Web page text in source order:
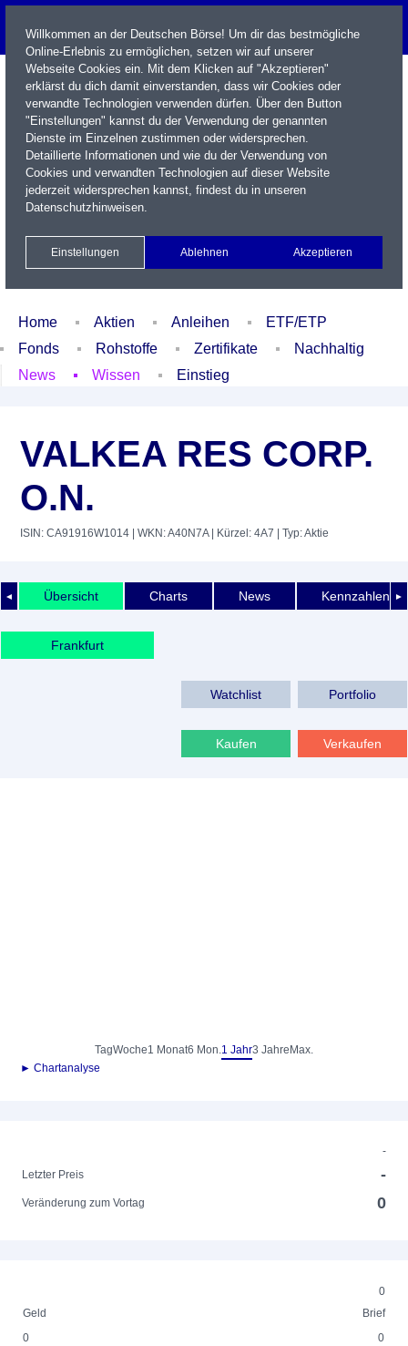
Name / WKN / ISIN / Kürzel
Xetra Realtime
Watchlist Portfolio Login
Home Aktien Anleihen
ETF/ETP
Fonds
Rohstoffe Zertifikate
Nachhaltig
News
Wissen Einstieg
VALKEA RES CORP.
O.N.
ISIN: CA91916W1014 | WKN: A40N7A| Kürzel: 4A7 | Typ: Aktie
◄ ►
Übersicht Charts News Kennzahlen
Frankfurt
Watchlist Portfolio
Kaufen Verkaufen
TagWoche1 Monat6 Mon.1 Jahr3 Jahre Max.
► Chartanalyse
-
Letzter Preis
-
Veränderung zum Vortag 0
0
Geld
Brief
0
0
Willkommen an der Deutschen Börse! Um dir das bestmögliche
Online-Erlebnis zu ermöglichen, setzen wir auf unserer
Webseite Cookies ein. Mit dem Klicken auf "Akzeptieren"
erklärst du dich damit einverstanden, dass wir Cookies oder
verwandte Technologien verwenden dürfen. Über den Button
"Einstellungen" kannst du der Verwendung der genannten
Dienste im Einzelnen zustimmen oder widersprechen.
Detaillierte Informationen und wie du der Verwendung von
Cookies und verwandten Technologien auf dieser Website
jederzeit widersprechen kannst, findest du in unseren
Datenschutzhinweisen.
Einstellungen Ablehnen Akzeptieren